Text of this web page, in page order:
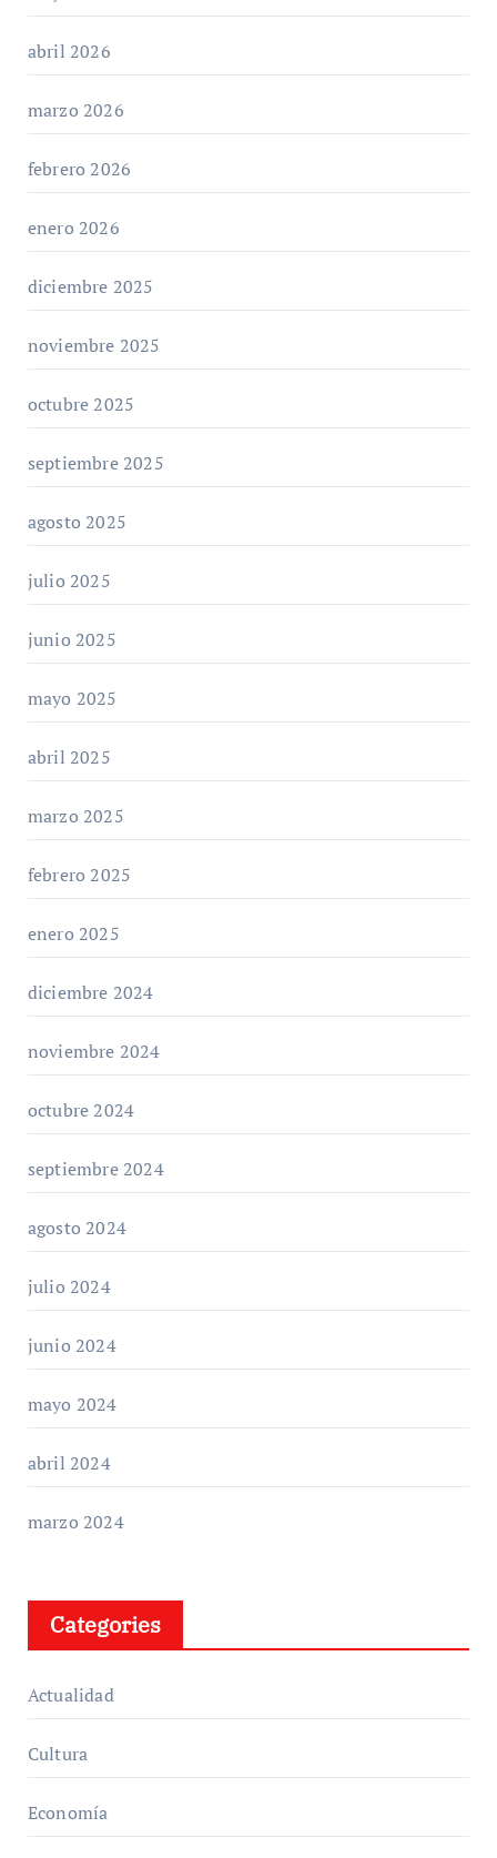
abril 2026
marzo 2026
febrero 2026
enero 2026
diciembre 2025
noviembre 2025
octubre 2025
septiembre 2025
agosto 2025
julio 2025
junio 2025
mayo 2025
abril 2025
marzo 2025
febrero 2025
enero 2025
diciembre 2024
noviembre 2024
octubre 2024
septiembre 2024
agosto 2024
julio 2024
junio 2024
mayo 2024
abril 2024
marzo 2024
Categories
Actualidad
Cultura
Economía